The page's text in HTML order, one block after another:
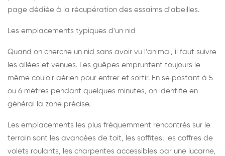
page dédiée à la récupération des essaims d'abeilles.
Les emplacements typiques d'un nid
Quand on cherche un nid sans avoir vu l'animal, il faut suivre
les allées et venues. Les guêpes empruntent toujours le
même couloir aérien pour entrer et sortir. En se postant à 5
ou 6 mètres pendant quelques minutes, on identifie en
général la zone précise.
Les emplacements les plus fréquemment rencontrés sur le
terrain sont les avancées de toit, les soffites, les coffres de
volets roulants, les charpentes accessibles par une lucarne,